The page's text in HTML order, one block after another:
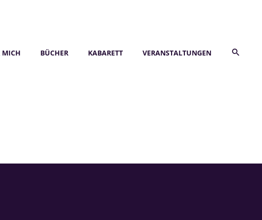
MICH BÜCHER KABARETT VERANSTALTUNGEN